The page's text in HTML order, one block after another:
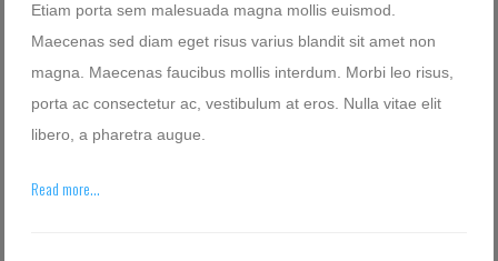
Etiam porta sem malesuada magna mollis euismod.
Maecenas sed diam eget risus varius blandit sit amet non
magna. Maecenas faucibus mollis interdum. Morbi leo risus,
porta ac consectetur ac, vestibulum at eros. Nulla vitae elit
libero, a pharetra augue.
Read more...
Emlékezzen rám